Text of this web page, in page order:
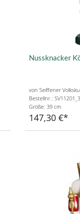
Nussknacker
von Seiffener
Bestellnr.: SV11201_3
Größe: 39 cm
147,30 €